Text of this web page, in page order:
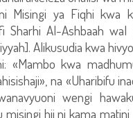
Misingi ya Fiqhi kwa
Sharhi Al-Ashbaah wal
Alikusudia kwa
«Mambo kwa
na «Uharibifu
wengi
misingi hii ni kama